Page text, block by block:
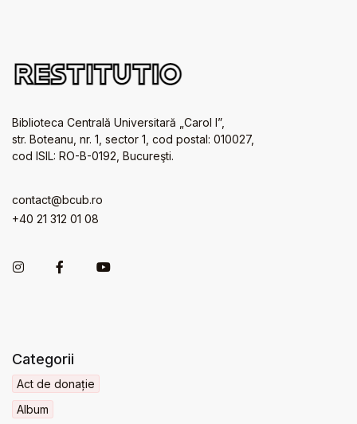
Biblioteca Centrală Universitară „Carol I”,
str. Boteanu, nr. 1, sector 1, cod postal: 010027,
cod ISIL: RO-B-0192, Bucureşti.
contact@bcub.ro
+40 21 312 01 08
Categorii
Act de donație
Album